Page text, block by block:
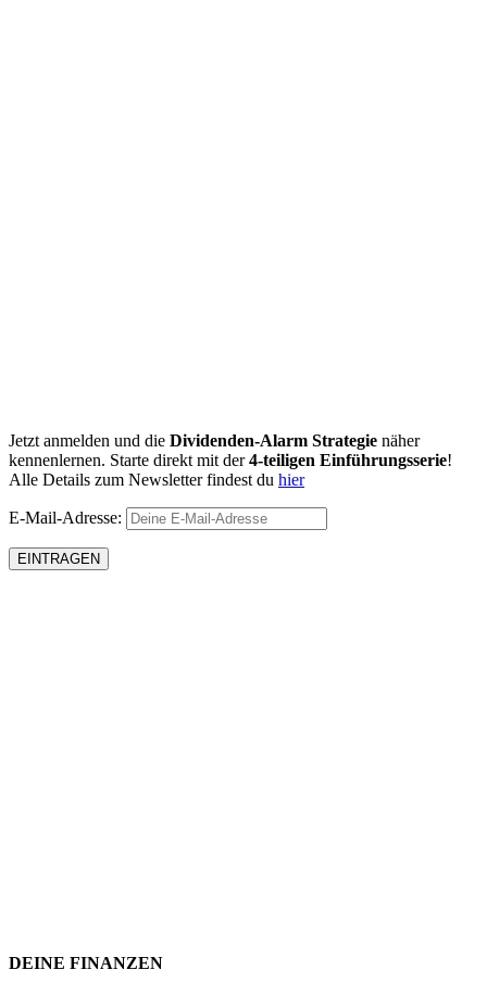
Jetzt anmelden und die Dividenden-Alarm Strategie näher
kennenlernen. Starte direkt mit der4-teiligen Einführungsserie!
Alle Details zum Newsletter findest du hier
E-Mail-Adresse:
DEINE FINANZEN